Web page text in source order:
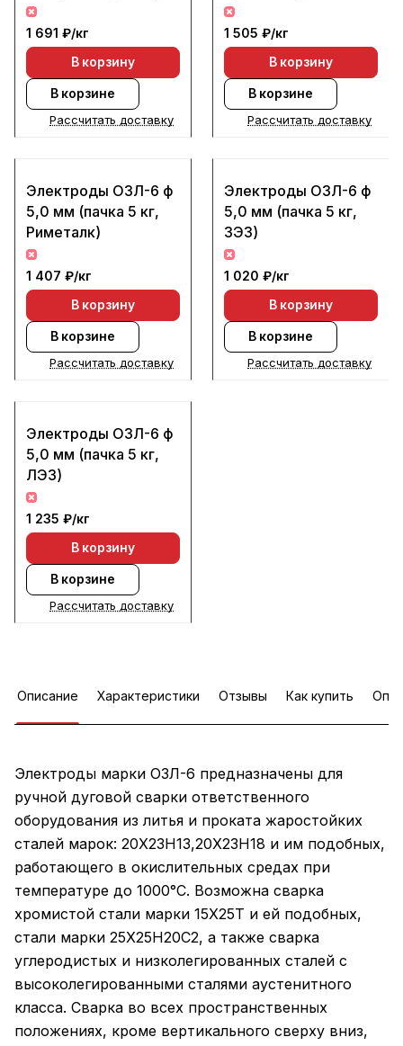
1 691 ₽/кг
В корзину
В корзине
Рассчитать доставку
1 505 ₽/кг
В корзину
В корзине
Рассчитать доставку
Электроды ОЗЛ-6 ф
5,0 мм (пачка 5 кг,
Риметалк)
1 407 ₽/кг
В корзину
В корзине
Рассчитать доставку
Электроды ОЗЛ-6 ф
5,0 мм (пачка 5 кг,
ЗЭЗ)
1 020 ₽/кг
В корзину
В корзине
Рассчитать доставку
Электроды ОЗЛ-6 ф
5,0 мм (пачка 5 кг,
ЛЭЗ)
1 235 ₽/кг
В корзину
В корзине
Рассчитать доставку
Описание Характеристики Отзывы Как купить
Электроды марки ОЗЛ-6 предназначены для
ручной дуговой сварки ответственного
оборудования из литья и проката жаростойких
сталей марок: 20Х23Н13,20Х23Н18 и им подобных,
работающего в окислительных средах при
температуре до 1000°С. Возможна сварка
хромистой стали марки 15Х25Т и ей подобных,
стали марки 25Х25Н20С2, а также сварка
углеродистых и низколегированных сталей с
высоколегированными сталями аустенитного
класса. Сварка во всех пространственных
положениях, кроме вертикального сверху вниз,